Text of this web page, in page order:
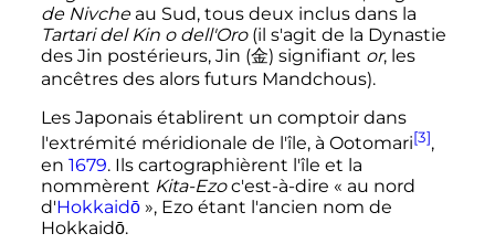
de Nivcheau Sud, tous deux inclus dans la
Tartari del Kin o dell'Oro(il s'agit de la Dynastie
des Jin postérieurs, Jin (金) signifiant or, les
ancêtres des alors futurs Mandchous).
Les Japonais établirent un comptoir dans
l'extrémité méridionale de l'île, à Ootomari[3],
en 1679. Ils cartographièrent l'île et la
nommèrent Kita-Ezoc'est-à-dire « au nord
d'Hokkaidō », Ezo étant l'ancien nom de
Hokkaidō.